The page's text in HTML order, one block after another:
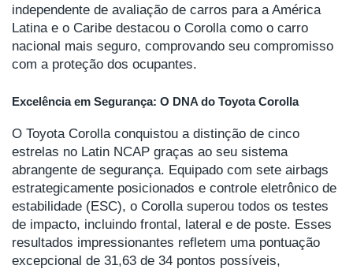
independente de avaliação de carros para a América
Latina e o Caribe destacou o Corolla como o carro
nacional mais seguro, comprovando seu compromisso
com a proteção dos ocupantes.
Excelência em Segurança: O DNA do Toyota Corolla
O Toyota Corolla conquistou a distinção de cinco
estrelas no Latin NCAP graças ao seu sistema
abrangente de segurança. Equipado com sete airbags
estrategicamente posicionados e controle eletrônico de
estabilidade (ESC), o Corolla superou todos os testes
de impacto, incluindo frontal, lateral e de poste. Esses
resultados impressionantes refletem uma pontuação
excepcional de 31,63 de 34 pontos possíveis,